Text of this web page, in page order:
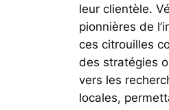
leur clientèle.
pionnières de
ces citrouilles
des stratégies
vers les
locales,